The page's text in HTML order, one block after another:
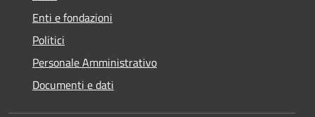
Enti e fondazioni
Politici
Personale Amministrativo
Documenti e dati